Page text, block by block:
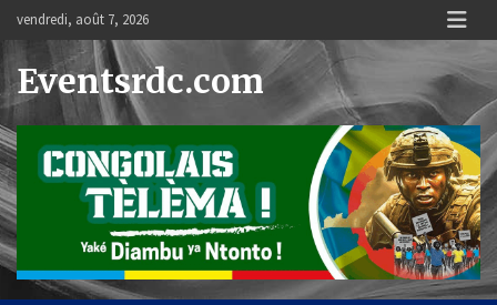
content
vendredi, août 7, 2026
Eventsrdc.com